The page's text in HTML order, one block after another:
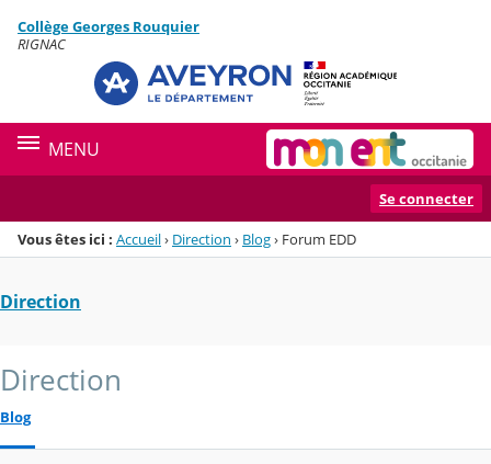
Menu de la rubrique
Contenu
Collège Georges Rouquier
RIGNAC
MENU
Se connecter
Vous êtes ici : Accueil› Direction › Blog› Forum EDD
Direction
Direction
Blog